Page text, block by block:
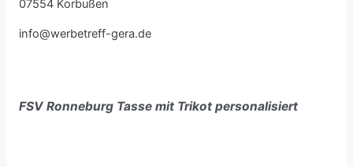
07554 Korbußen
info@werbetreff-gera.de
FSV Ronneburg Tasse mit Trikot personalisiert